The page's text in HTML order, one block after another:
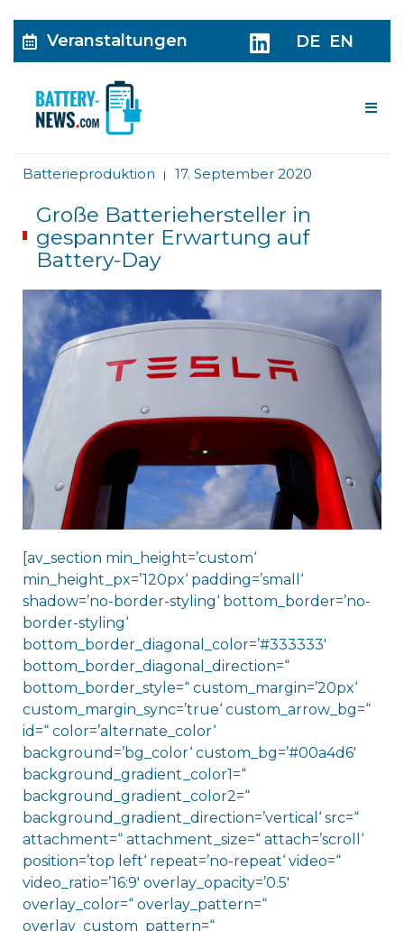
Veranstaltungen DE EN
Batterieproduktion | 17. September 2020
Große Batteriehersteller in
gespannter Erwartung auf
Battery-Day
[av_section min_height=’custom‘
min_height_px=’120px‘ padding=’small‘
shadow=’no-border-styling‘ bottom_border=’no-
border-styling‘
bottom_border_diagonal_color=’#333333′
bottom_border_diagonal_direction=“
bottom_border_style=“ custom_margin=’20px‘
custom_margin_sync=’true‘ custom_arrow_bg=“
id=“ color=’alternate_color‘
background=’bg_color‘ custom_bg=’#00a4d6′
background_gradient_color1=“
background_gradient_color2=“
background_gradient_direction=’vertical‘ src=“
attachment=“ attachment_size=“ attach=’scroll‘
position=’top left‘ repeat=’no-repeat‘ video=“
video_ratio=’16:9′ overlay_opacity=’0.5′
overlay_color=“ overlay_pattern=“
overlay_custom_pattern=“